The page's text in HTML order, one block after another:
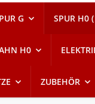
G SPUR H0
H0
ZUBEHÖR